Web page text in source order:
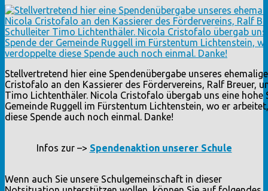
Stellvertretend hier eine Spendenübergabe unseres
Cristofalo an den Kassierer des Fördervereins, Ralf Breuer,
Timo Lichtenthäler. Nicola Cristofalo übergab uns eine hohe
Gemeinde Ruggell im Fürstentum Lichtenstein, wo er
diese Spende auch noch einmal. Danke!
Infos zur –> Spendenaktion unserer Schule
Wenn auch Sie unsere Schulgemeinschaft in dieser